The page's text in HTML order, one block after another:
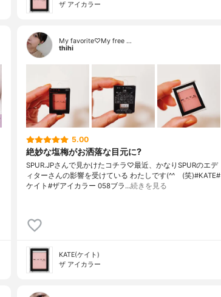
ザ アイカラー
My favorite♡My free …
thihi
5.00
絶妙な塩梅がお洒落な目元に?
SPUR.JPさんで見かけたコチラ♡最近、かなりSPURのエデ
ィターさんの影響を受けている わたしです(^^ゞ(笑)#KATE#
ケイト#ザアイカラー 058ブラ…続きを見る
KATE(ケイト)
ザ アイカラー